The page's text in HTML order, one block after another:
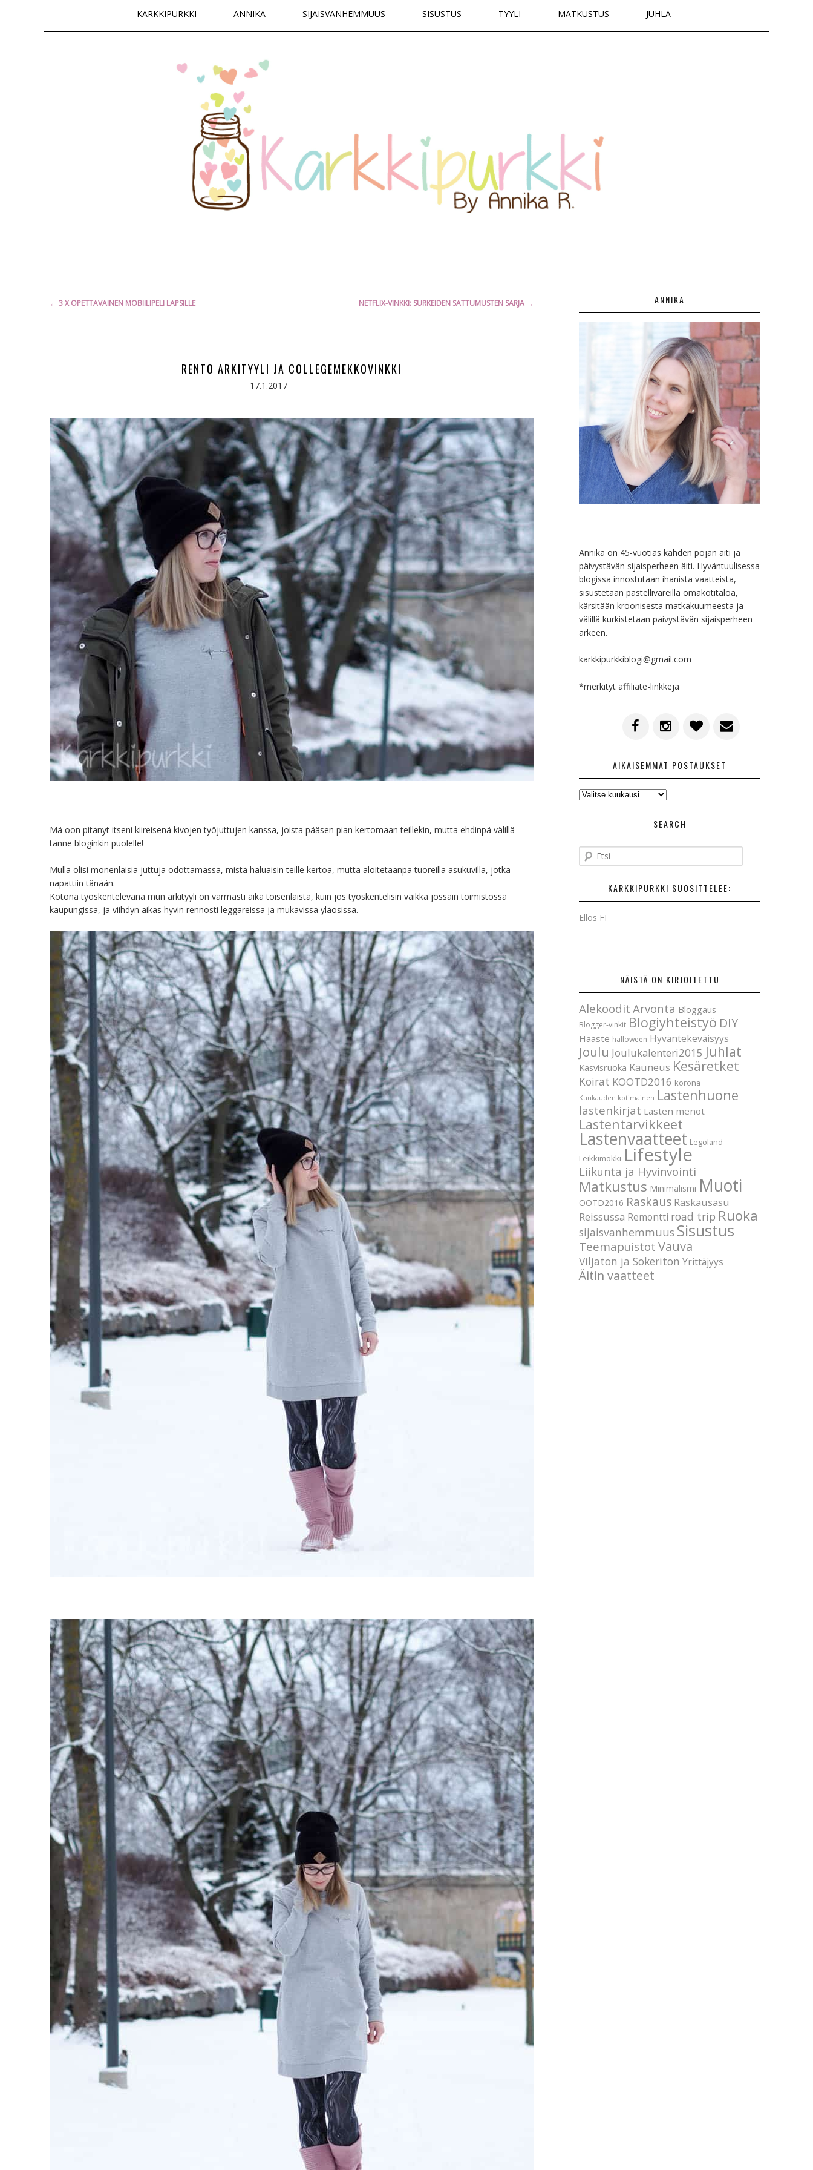
KARKKIPURKKI ANNIKA SIJAISVANHEMMUUS SISUSTUS TYYLI MATKUSTUS JUHLA
Artikkelien
← 3 X OPETTAVAINEN MOBIILIPELI LAPSILLE NETFLIX-VINKKI: SURKEIDEN SATTUMUSTEN SARJA →
RENTO ARKITYYLI JA COLLEGEMEKKOVINKKI
17.1.2017
Mä oon pitänyt itseni kiireisenä kivojen työjuttujen kanssa, joista pääsen pian kertomaan teillekin, mutta ehdinpä välillä
tänne bloginkin puolelle!
Mulla olisi monenlaisia juttuja odottamassa, mistä haluaisin teille kertoa, mutta aloitetaanpa tuoreilla asukuvilla, jotka
napattiin tänään.
Kotona työskentelevänä mun arkityyli on varmasti aika toisenlaista, kuin jos työskentelisin vaikka jossain toimistossa
kaupungissa, ja viihdyn aikas hyvin rennosti leggareissa ja mukavissa yläosissa.
ANNIKA
Annika on 45-vuotias kahden pojan äiti ja
päivystävän sijaisperheen äiti. Hyväntuulisessa
blogissa innostutaan ihanista vaatteista,
sisustetaan pastelliväreillä omakotitaloa,
kärsitään kroonisesta matkakuumeesta ja
välillä kurkistetaan päivystävän sijaisperheen
arkeen.
karkkipurkkiblogi@gmail.com
*merkityt affiliate-linkkejä
AIKAISEMMAT POSTAUKSET
AIKAISEMMAT
SEARCH
t
KARKKIPURKKI SUOSITTELEE:
Ellos FI
NÄISTÄ ON KIRJOITETTU
Alekoodit Arvonta Bloggaus
Blogger-vinkit Blogiyhteistyö DIY
Haaste halloween Hyväntekeväisyys
Joulu Joulukalenteri2015 Juhlat
Kasvisruoka Kauneus Kesäretket
Koirat KOOTD2016 korona
Kuukauden kotimainen Lastenhuone
lastenkirjat Lasten menot
Lastentarvikkeet
Lastenvaatteet Legoland
Leikkimökki Lifestyle
Liikunta ja Hyvinvointi
Matkustus Minimalismi Muoti
OOTD2016 Raskaus Raskausasu
Reissussa Remontti road trip Ruoka
sijaisvanhemmuus Sisustus
Teemapuistot Vauva
Viljaton ja Sokeriton Yrittäjyys
Äitin vaatteet